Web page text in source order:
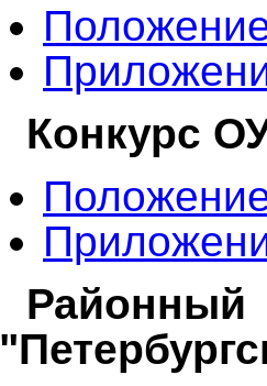
Конкурс